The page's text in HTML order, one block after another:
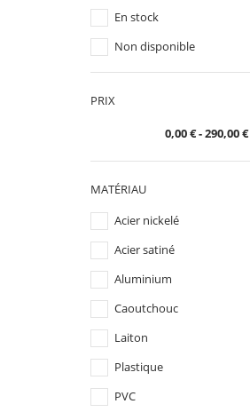
En stock
Non disponible
PRIX
0,00 € - 290,00 €
MATÉRIAU
Acier nickelé
Acier satiné
Aluminium
Caoutchouc
Laiton
Plastique
PVC